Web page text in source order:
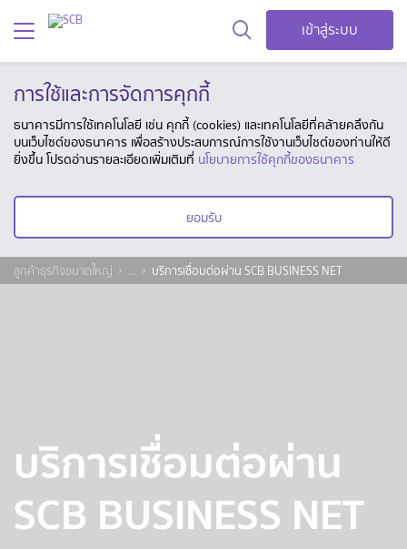
เข้าสู่ระบบ
การใช้และการจัดการคุกกี้
ธนาคารมีการใช้เทคโนโลยี เช่น คุกกี้ (cookies) และเทคโนโลยีที่คล้ายคลึงกัน
บนเว็บไซต์ของธนาคาร เพื่อสร้างประสบการณ์การใช้งานเว็บไซต์ของท่านให้ดี
ยิ่งขึ้น โปรดอ่านรายละเอียดเพิ่มเติมที่ นโยบายการใช้คุกกี้ของธนาคาร
ยอมรับ
ลูกค้าธุรกิจขนาดใหญ่ ... บริการเชื่อมต่อผ่าน SCB BUSINESS NET
บริการเชื่อมต่อผ่าน
SCB BUSINESS NET